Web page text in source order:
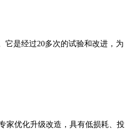
它是经过20多次的试验和改进，为
家优化升级改造，具有低损耗、投